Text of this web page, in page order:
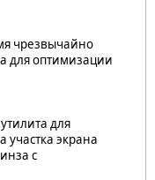
чрезвычайно
для оптимизации
для
участка экрана
с